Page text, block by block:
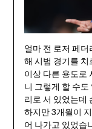
얼마 전 로저 페
해 시범 경기를 치
이상 다른 용도로
니 그렇게 할 수
리로 서 있었는데
하지만 3개월이
어 나가고 있었습